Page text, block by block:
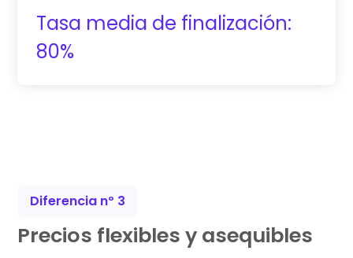
Tasa media de finalización:
80%
Diferencia nº 3
Precios flexibles y asequibles